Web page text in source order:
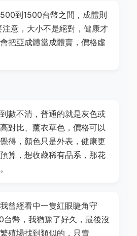
到1500台幣之間，成體則
意，大小不是絕對，健康才
把亞成體當成體賣，價格虛
數不清，普通的就是灰色或
對比、薰衣草色，價格可以
得，顏色只是外表，健康更
算，想收藏稀有品系，那花
曾經看中一隻紅眼睫角守
幣，我猶豫了好久，最後沒
殖場找到類似的，只賣